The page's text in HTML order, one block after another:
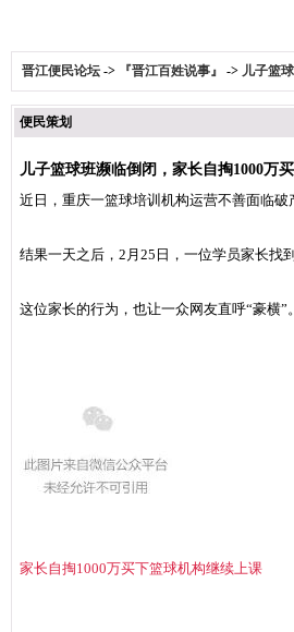
晋江便民论坛 -> 『晋江百姓说事』 -> 儿子篮
便民策划
儿子篮球班濒临倒闭，家长自掏1000万
近日，重庆一篮球培训机构运营不善面临
结果一天之后，2月25日，一位学员家长找
这位家长的行为，也让一众网友直呼“豪横”。
家长自掏1000万买下篮球机构继续上课